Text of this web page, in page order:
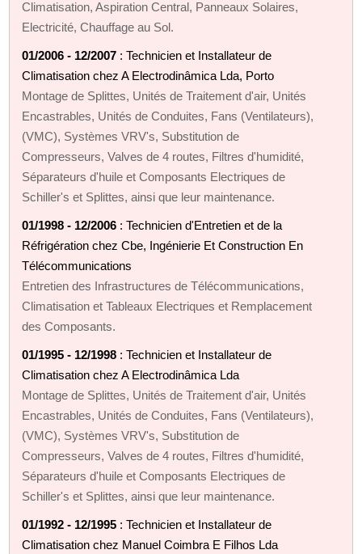
Climatisation, Aspiration Central, Panneaux Solaires,
Electricité, Chauffage au Sol.
01/2006 - 12/2007 : Technicien et Installateur de
Climatisation chez A Electrodinâmica Lda, Porto
Montage de Splittes, Unités de Traitement d'air, Unités
Encastrables, Unités de Conduites, Fans (Ventilateurs),
(VMC), Systèmes VRV's, Substitution de
Compresseurs, Valves de 4 routes, Filtres d'humidité,
Séparateurs d'huile et Composants Electriques de
Schiller's et Splittes, ainsi que leur maintenance.
01/1998 - 12/2006 : Technicien d'Entretien et de la
Réfrigération chez Cbe, Ingénierie Et Construction En
Télécommunications
Entretien des Infrastructures de Télécommunications,
Climatisation et Tableaux Electriques et Remplacement
des Composants.
01/1995 - 12/1998 : Technicien et Installateur de
Climatisation chez A Electrodinâmica Lda
Montage de Splittes, Unités de Traitement d'air, Unités
Encastrables, Unités de Conduites, Fans (Ventilateurs),
(VMC), Systèmes VRV's, Substitution de
Compresseurs, Valves de 4 routes, Filtres d'humidité,
Séparateurs d'huile et Composants Electriques de
Schiller's et Splittes, ainsi que leur maintenance.
01/1992 - 12/1995 : Technicien et Installateur de
Climatisation chez Manuel Coimbra E Filhos Lda